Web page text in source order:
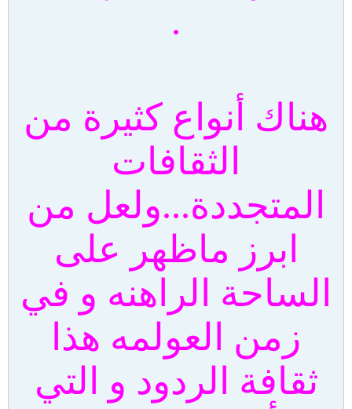
.
هناك أنواع كثيرة من
الثقافات
المتجددة...ولعل من
ابرز ماظهر على
الساحة الراهنه و في
زمن العولمه هذا
ثقافة الردود و التي